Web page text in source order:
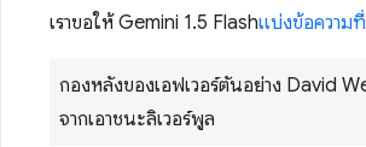
เราขอให้ Gemini 1.5 Flashแบ่งข้อความ
กองหลังของเอฟเวอร์ตันอย่าง David
จากเอาชนะลิเวอร์พูล